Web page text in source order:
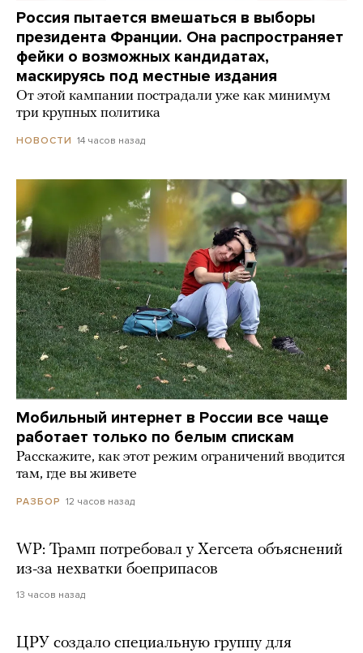
Россия пытается вмешаться в выборы
президента Франции. Она распространяет
фейки о возможных кандидатах,
маскируясь под местные издания
От этой кампании пострадали уже как минимум
три крупных политика
НОВОСТИ 14 часов назад
Мобильный интернет в России все чаще
работает только по белым спискам
Расскажите, как этот режим ограничений вводится
там, где вы живете
РАЗБОР 12 часов назад
WP: Трамп потребовал у Хегсета объяснений
из-за нехватки боеприпасов
13 часов назад
ЦРУ создало специальную группу для